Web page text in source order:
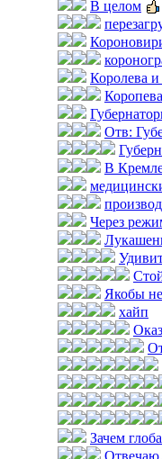
В целом
Королева
Отв:
В
Через
Якобы
хайп
Зачем
Отвечаю.